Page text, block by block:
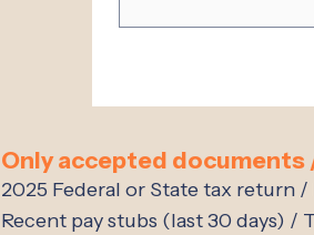
Only accepted
2025 Federal or State tax return
Recent pay stubs (last 30 days) /